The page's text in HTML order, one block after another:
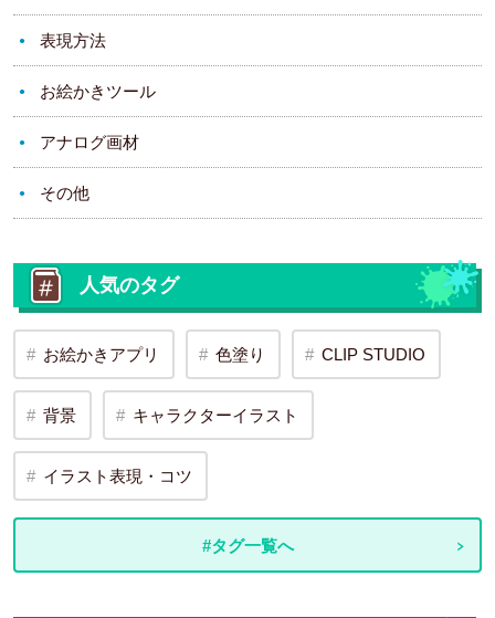
表現方法
お絵かきツール
アナログ画材
その他
人気のタグ
お絵かきアプリ 色塗り CLIP STUDIO
背景 キャラクターイラスト
イラスト表現・コツ
#タグ一覧へ